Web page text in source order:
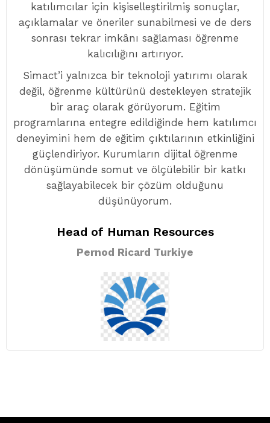
katılımcılar için kişiselleştirilmiş sonuçlar,
açıklamalar ve öneriler sunabilmesi ve de ders
sonrası tekrar imkânı sağlaması öğrenme
kalıcılığını artırıyor.
Simact’i yalnızca bir teknoloji yatırımı olarak
değil, öğrenme kültürünü destekleyen stratejik
bir araç olarak görüyorum. Eğitim
programlarına entegre edildiğinde hem katılımcı
deneyimini hem de eğitim çıktılarının etkinliğini
güçlendiriyor. Kurumların dijital öğrenme
dönüşümünde somut ve ölçülebilir bir katkı
sağlayabilecek bir çözüm olduğunu
düşünüyorum.
Head of Human Resources
Pernod Ricard Turkiye